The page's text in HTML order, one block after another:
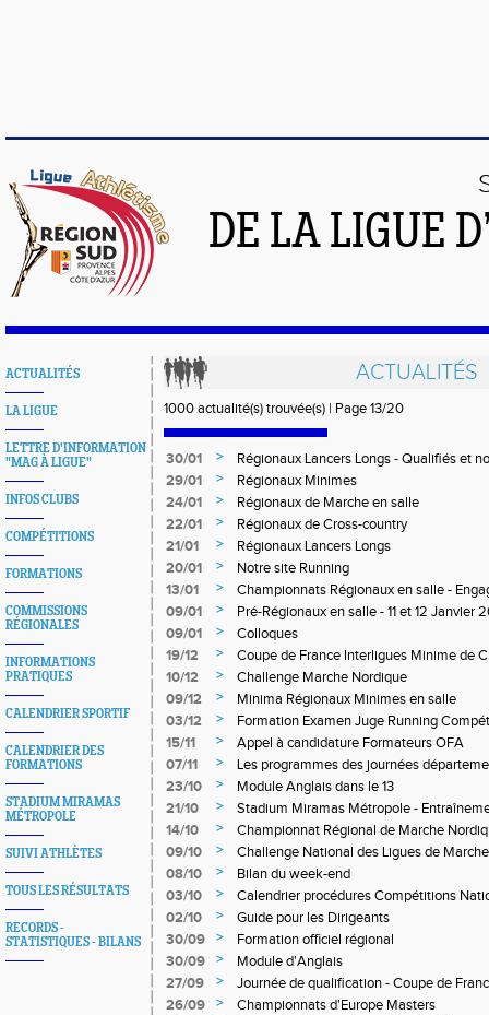
DE LA LIGUE
ACTUALITÉS
LA LIGUE
LETTRE D'INFORMATION
"MAG À LIGUE"
INFOS CLUBS
COMPÉTITIONS
FORMATIONS
COMMISSIONS
RÉGIONALES
INFORMATIONS
PRATIQUES
CALENDRIER SPORTIF
CALENDRIER DES
FORMATIONS
STADIUM MIRAMAS
MÉTROPOLE
SUIVI ATHLÈTES
TOUS LES RÉSULTATS
RECORDS -
STATISTIQUES - BILANS
ACTUALITÉS
1000 actualité(s) trouvée(s) | Page 13/20
30/01 >
Régionaux Lancers Longs - Qualifiés et
29/01
>
Régionaux Minimes
24/01
>
Régionaux de Marche en salle
22/01
>
Régionaux de Cross-country
21/01
>
Régionaux Lancers Longs
20/01
>
Notre site Running
13/01
>
Championnats Régionaux en salle -
09/01
>
Pré-Régionaux en salle - 11 et 12 Janvier
09/01
>
Colloques
19/12
>
Coupe de France Interligues Minime de
10/12
>
Challenge Marche Nordique
09/12
>
Minima Régionaux Minimes en salle
03/12
>
Formation Examen Juge Running
15/11
>
Appel à candidature Formateurs OFA
07/11
>
Les programmes des journées
Départementaux 06/83/84 sont en ligne
23/10 >
Module Anglais dans le 13
21/10
>
Stadium Miramas Métropole -
14/10
>
Championnat Régional de Marche
09/10
>
Challenge National des Ligues de Marche
08/10
>
Bilan du week-end
03/10
>
Calendrier procédures Compétitions
02/10
>
Guide pour les Dirigeants
30/09
>
Formation officiel régional
30/09
>
Module d'Anglais
27/09
>
Journée de qualification - Coupe de
26/09
>
Championnats d'Europe Masters